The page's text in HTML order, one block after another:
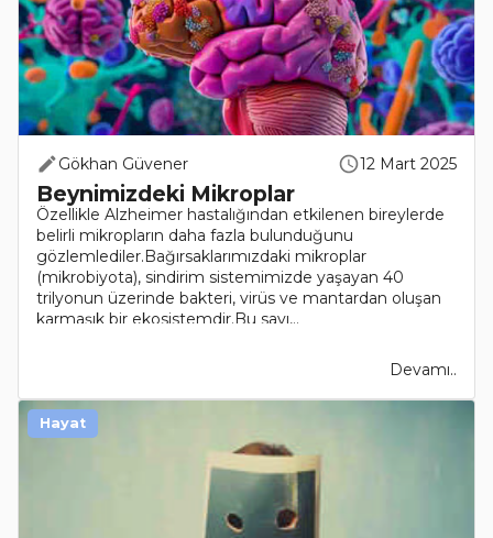
Gökhan Güvener 12 Mart 2025
Beynimizdeki Mikroplar
Özellikle Alzheimer hastalığından etkilenen bireylerde
belirli mikropların daha fazla bulunduğunu
gözlemlediler.Bağırsaklarımızdaki mikroplar
(mikrobiyota), sindirim sistemimizde yaşayan 40
trilyonun üzerinde bakteri, virüs ve mantardan oluşan
karmaşık bir ekosistemdir.Bu sayı,..
Devamı..
Hayat